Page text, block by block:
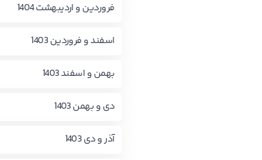
فروردین و اردیبهشت 1404
اسفند و فروردین 1403
بهمن و اسفند 1403
دی و بهمن 1403
آذر و دی 1403